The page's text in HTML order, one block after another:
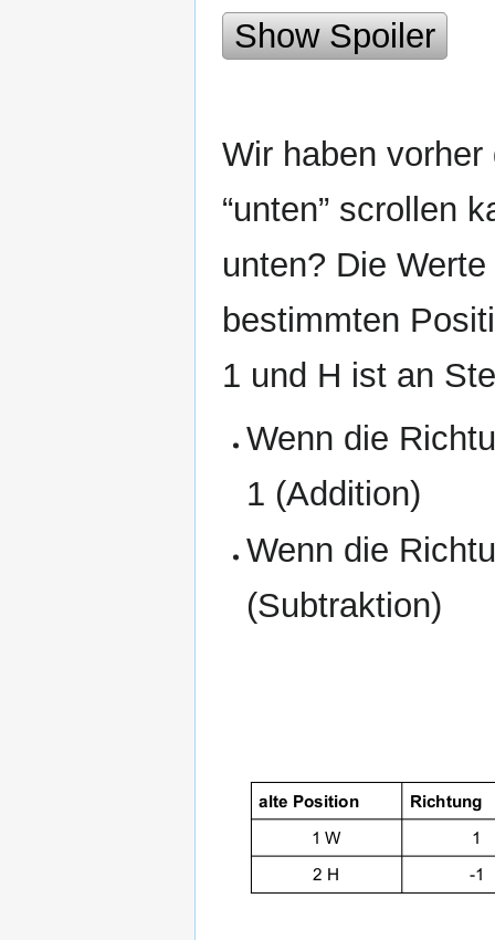
Show Spoiler
Wir haben vorher
“unten” scrollen
unten? Die
bestimmten
1 und H ist an
Wenn die
1 (Addition)
Wenn die
(Subtraktion)